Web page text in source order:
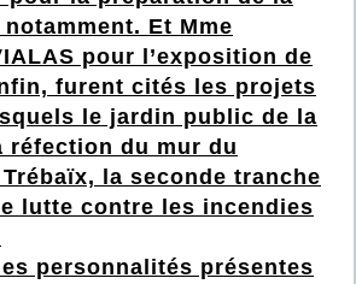
Et Mme
pour l’exposition de
furent cités les projets
le jardin public de la
réfection du mur du
la seconde tranche
lutte contre les incendies
personnalités présentes